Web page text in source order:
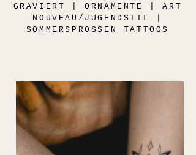
GRAVIERT | ORNAMENTE | ART
NOUVEAU/JUGENDSTIL |
SOMMERSPROSSEN TATTOOS